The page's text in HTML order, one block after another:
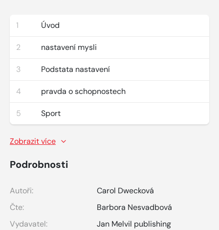
1 Úvod
2 nastavení mysli
3 Podstata nastavení
4 pravda o schopnostech
5 Sport
Zobrazit více
Podrobnosti
Autoři:
Carol Dwecková
Čte:
Barbora Nesvadbová
Vydavatel:
Jan Melvil publishing